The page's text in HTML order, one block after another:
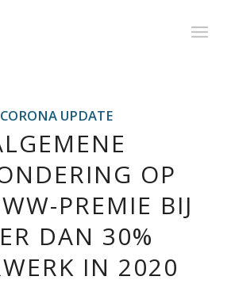
CORONA UPDATE
OP
PREMIE BIJ
DAN 30%
IN 2020